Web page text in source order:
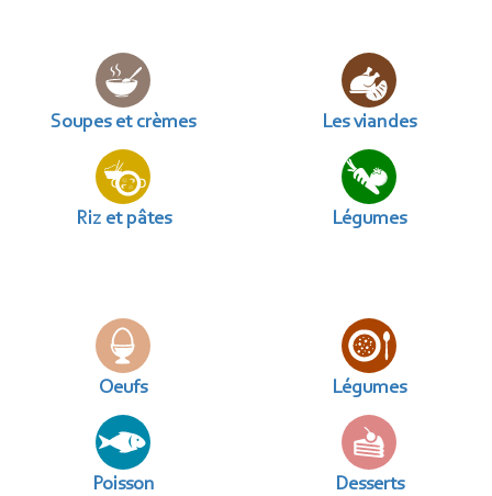
Soupes et crèmes Les viandes
Riz et pâtes Légumes
Oeufs Légumes
Poisson Desserts